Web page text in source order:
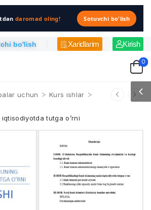
daromad oling! Sotuvchi bo'lish
bo'lish Xaridlarim Kirish
0
uchun > Kurs ishlar >
tutga o’rni